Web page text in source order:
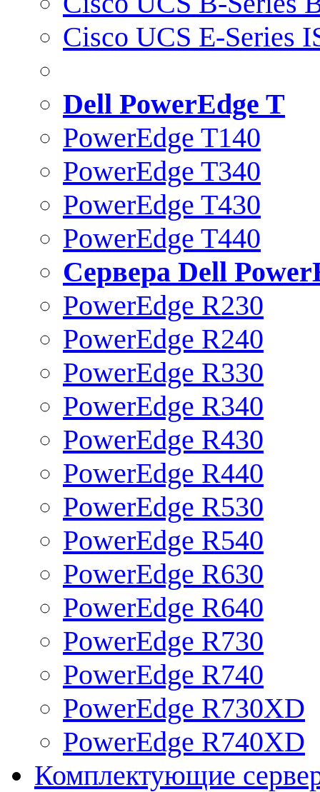
Cisco UCS E-Series
Dell PowerEdge T
PowerEdge T140
PowerEdge T340
PowerEdge T430
PowerEdge T440
Сервера Dell
PowerEdge R230
PowerEdge R240
PowerEdge R330
PowerEdge R340
PowerEdge R430
PowerEdge R440
PowerEdge R530
PowerEdge R540
PowerEdge R630
PowerEdge R640
PowerEdge R730
PowerEdge R740
PowerEdge R730XD
PowerEdge R740XD
Комплектующие